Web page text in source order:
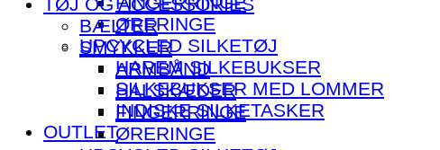
ØRERINGE
UPCYCLED SILKETØJ
HAREM SILKEBUKSER
SILKEBUKSER MED LOMMER
INDISKE SILKETASKER
OUTLET
BÆLTER
SMYKKER
ARMBÅND
HALSKÆDER
FINGERRINGE
ØRERINGE